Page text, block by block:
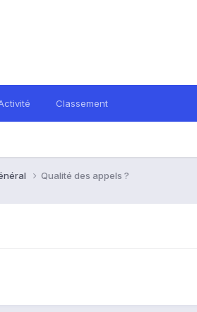
Classement
Qualité des appels ?